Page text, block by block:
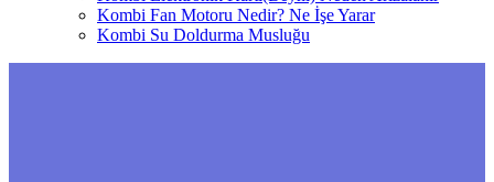
Kombi Fan Motoru Nedir? Ne İşe Yarar
Kombi Su Doldurma Musluğu